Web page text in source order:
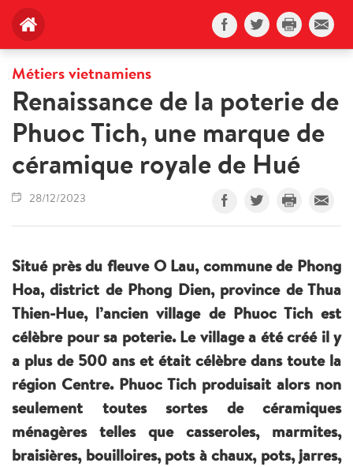
Métiers vietnamiens
Renaissance de la poterie de
Phuoc Tich, une marque de
céramique royale de Hué
28/12/2023
Situé près du fleuve O Lau, commune de Phong
Hoa, district de Phong Dien, province de Thua
Thien-Hue, l’ancien village de Phuoc Tich est
célèbre pour sa poterie. Le village a été créé il y
a plus de 500 ans et était célèbre dans toute la
région Centre. Phuoc Tich produisait alors non
seulement toutes sortes de céramiques
ménagères telles que casseroles, marmites,
braisières, bouilloires, pots à chaux, pots, jarres,